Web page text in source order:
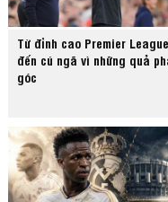
Từ đỉnh cao Premier League
đến cú ngã vì những quả
góc